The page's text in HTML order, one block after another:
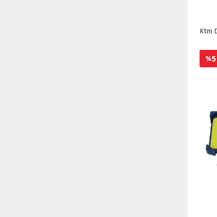
Ktm
%5